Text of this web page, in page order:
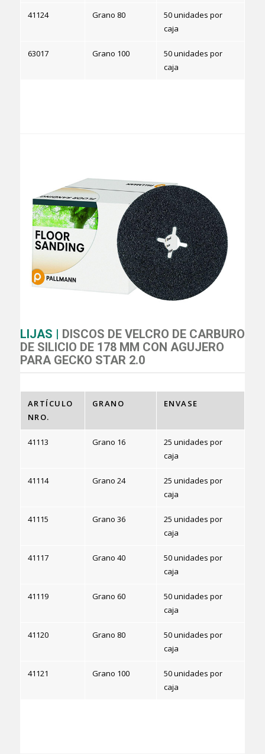
41124 Grano 80
50 unidades por
caja
63017 Grano 100
50 unidades por
caja
LIJAS | DISCOS DE VELCRO DE CARBURO
DE SILICIO DE 178 MM CON AGUJERO
PARA GECKO STAR 2.0
ARTÍCULO
NRO.
GRANO ENVASE
41113 Grano 16
25 unidades por
caja
41114 Grano 24
25 unidades por
caja
41115 Grano 36
25 unidades por
caja
41117 Grano 40
50 unidades por
caja
41119 Grano 60
50 unidades por
caja
41120 Grano 80
50 unidades por
caja
41121 Grano 100
50 unidades por
caja